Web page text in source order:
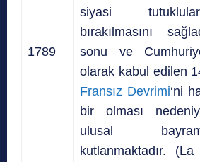
1789
siyasi
bırakılmasını
sonu ve
olarak kabul edilen
Fransız Devrimi‘ni
bir olması
ulusal
kutlanmaktadır.